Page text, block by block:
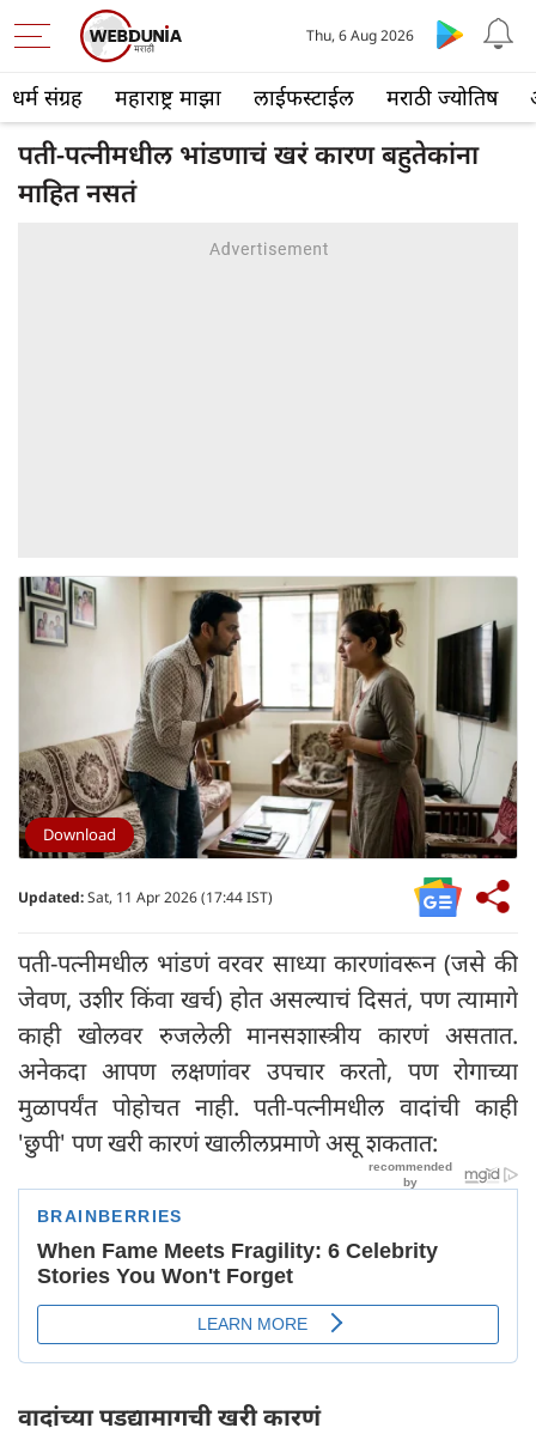
धर्म संग्रह महाराष्ट्र माझा लाईफस्टाईल मराठी ज्योतिष
Thu, 6 Aug 2026
पती-पत्नीमधील भांडणाचं खरं कारण बहुतेकांना
माहित नसतं
Download
Updated:Sat, 11 Apr 2026 (17:44 IST)
पती-पत्नीमधील भांडणं वरवर साध्या कारणांवरून (जसे की
जेवण, उशीर किंवा खर्च) होत असल्याचं दिसतं, पण त्यामागे
काही खोलवर रुजलेली मानसशास्त्रीय कारणं असतात.
अनेकदा आपण लक्षणांवर उपचार करतो, पण रोगाच्या
मुळापर्यंत पोहोचत नाही. पती-पत्नीमधील वादांची काही
'छुपी' पण खरी कारणं खालीलप्रमाणे असू शकतात:
वादांच्या पडद्यामागची खरी कारणं